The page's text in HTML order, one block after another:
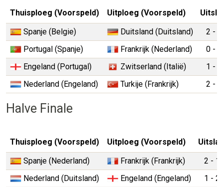
Thuisploeg (Voorspeld) Uitploeg (Voorspeld)
Spanje (Belgie)
Duitsland (Duitsland)
2 - 1
Portugal (Spanje)
Frankrijk (Nederland)
0 - 0
Engeland (Portugal)
Zwitserland (Italië)
1 - 1
Nederland (Engeland)
Turkije (Frankrijk) 2 - 1
Halve Finale
Thuisploeg (Voorspeld) Uitploeg (Voorspeld)
Spanje (Nederland)
Frankrijk (Frankrijk)
2 - 1
Nederland (Duitsland)
Engeland (Engeland) 1 - 2